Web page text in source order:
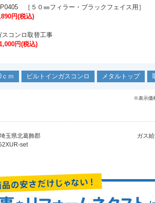
［５０㎜フィラー・ブラックフェイス用］
円(税込)
スコンロ取替工事
円(税込)
ｃｍ ビルトインガスコンロ メタルトップ
※表示価
玉県北葛飾郡
set
ガス